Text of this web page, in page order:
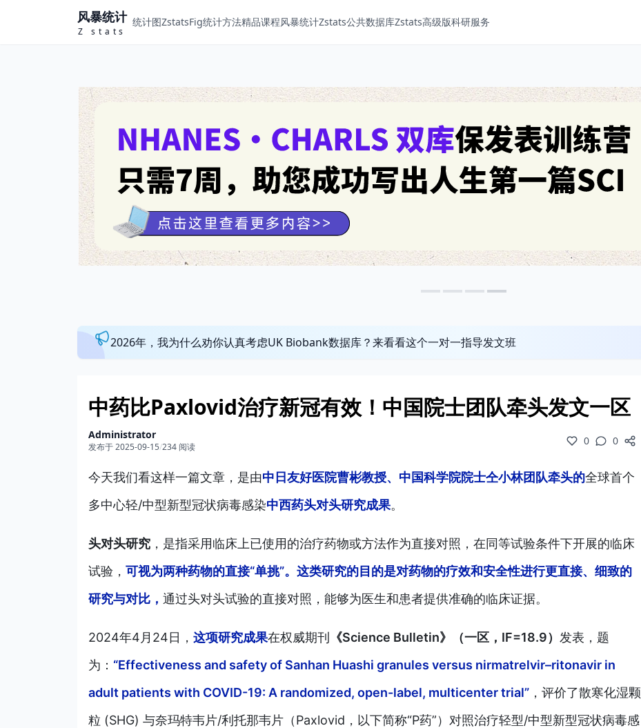
风暴统计
Z stats
统计图ZstatsFig统计方法精品课程风暴统计Zstats公共数据库Zstats高级版科研服务
2026年，我为什么劝你认真考虑UK Biobank数据库？来看看这个一对一指导发文班
中药比Paxlovid治疗新冠有效！中国院士团队牵头发文一区
Administrator
发布于 2025-09-15/234 阅读 0 0
今天我们看这样一篇文章，是由中日友好医院曹彬教授、中国科学院院士仝小林团队牵头的全球首个
多中心轻/中型新型冠状病毒感染中西药头对头研究成果。
头对头研究 ，是指采用临床上已使用的治疗药物或方法作为直接对照，在同等试验条件下开展的临床
试验， 可视为两种药物的直接“单挑”。这类研究的目的是对药物的疗效和安全性进行更直接、细致的
研究与对比， 通过头对头试验的直接对照，能够为医生和患者提供准确的临床证据。
2024年4月24日， 这项研究成果在权威期刊 《Science Bulletin》（一区，IF=18.9） 发表，题
为： “Effectiveness and safety of Sanhan Huashi granules versus nirmatrelvir–ritonavir in
adult patients with COVID-19: A randomized, open-label, multicenter trial” ，评价了散寒化湿颗
粒 (SHG) 与奈玛特韦片/利托那韦片（Paxlovid，以下简称“P药”）对照治疗轻型/中型新型冠状病毒感